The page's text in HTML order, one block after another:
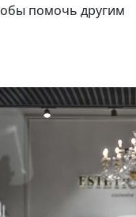
помочь другим